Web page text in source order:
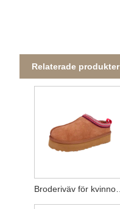
Relaterade produkter
Broderiväv för kvinnor i äkta mockatofflor